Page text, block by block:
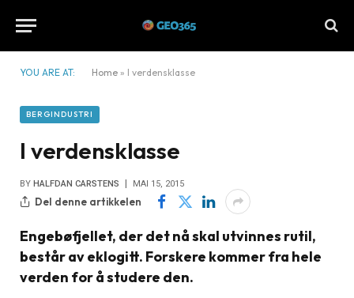
YOU ARE AT: Home » I verdensklasse
BERGINDUSTRI
I verdensklasse
BY HALFDAN CARSTENS MAI 15, 2015
Del denne artikkelen
Engebøfjellet, der det nå skal utvinnes rutil,
består av eklogitt. Forskere kommer fra hele
verden for å studere den.